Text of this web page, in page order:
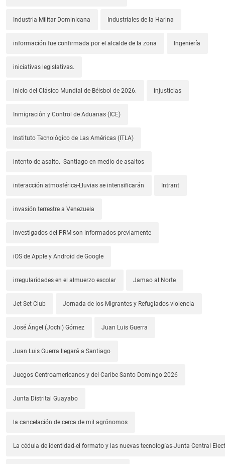
Industria Militar Dominicana Industriales de la Harina
información fue confirmada por el alcalde de la zona Ingeniería
iniciativas legislativas.
inicio del Clásico Mundial de Béisbol de 2026. injusticias
Inmigración y Control de Aduanas (ICE)
Instituto Tecnológico de Las Américas (ITLA)
intento de asalto. -Santiago en medio de asaltos
interacción atmosférica-Lluvias se intensificarán Intrant
invasión terrestre a Venezuela
investigados del PRM son informados previamente
iOS de Apple y Android de Google
irregularidades en el almuerzo escolar Jamao al Norte
Jet Set Club Jornada de los Migrantes y Refugiados-violencia
José Ángel (Jochi) Gómez Juan Luis Guerra
Juan Luis Guerra llegará a Santiago
Juegos Centroamericanos y del Caribe Santo Domingo 2026
Junta Distrital Guayabo
la cancelación de cerca de mil agrónomos
La cédula de identidad-el formato y las nuevas tecnologías-Junta Central